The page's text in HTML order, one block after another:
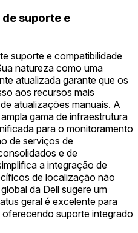
suporte e
suporte e compatibilidade
natureza como uma
atualizada garante que os
aos recursos mais
atualizações manuais. A
gama de infraestrutura
para o monitoramento
de serviços de
e de
a integração de
de localização não
da Dell sugere um
geral é excelente para
suporte integrado